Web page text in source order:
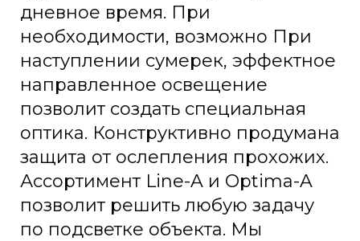
дневное время. При
необходимости, возможно При
наступлении сумерек, эффектное
направленное освещение
позволит создать специальная
оптика. Конструктивно продумана
защита от ослепления прохожих.
Ассортимент Line-A и Optima-A
позволит решить любую задачу
по подсветке объекта. Мы